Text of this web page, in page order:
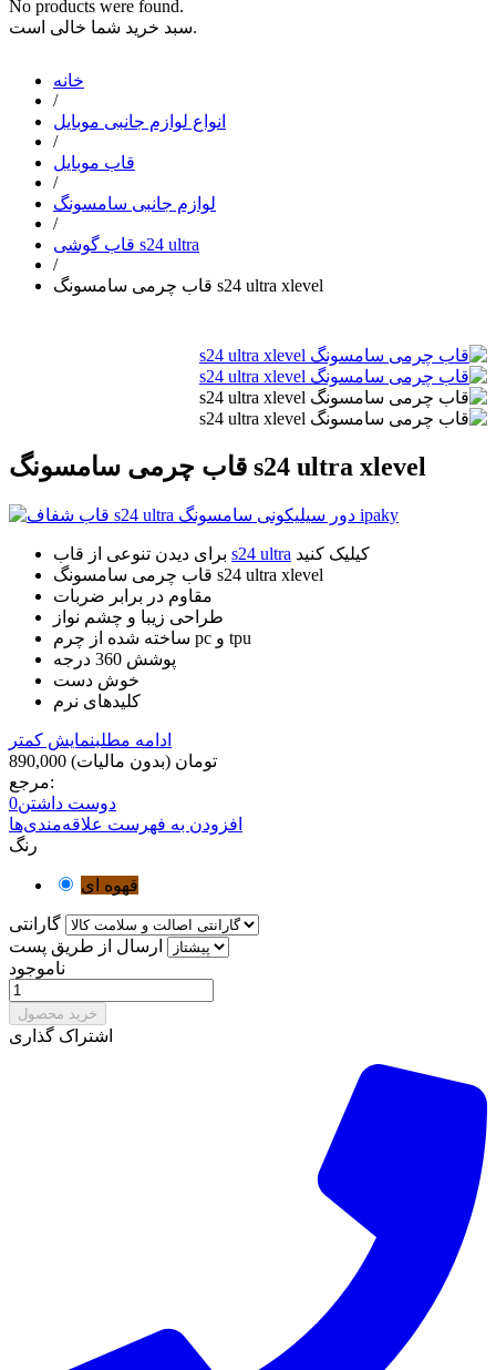
No products were found.
سبد خرید شما خالی است.
خانه
/
انواع لوازم جانبی موبایل
/
قاب موبایل
/
لوازم جانبی سامسونگ
/
قاب گوشی s24 ultra
/
قاب چرمی سامسونگ s24 ultra xlevel
قاب چرمی سامسونگ s24 ultra xlevel
s24 ultra کیلیک کنید
قاب چرمی سامسونگ s24 ultra xlevel
طراحی زیبا و چشم نواز
ساخته شده از چرم pc و tpu
پوشش 360 درجه
خوش دست
کلیدهای نرم
ادامه مطلبنمایش کمتر
890,000 تومان (بدون مالیات)
مرجع:
دوست داشتن0
افزودن به فهرست علاقه‌مندی‌ها
رنگ
قهوه ای
گارانتی
ارسال از طریق پست
ناموجود
خرید محصول
اشتراک گذاری